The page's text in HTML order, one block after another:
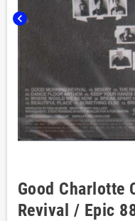
chevron_left
Good Charlotte
Revival / Epic